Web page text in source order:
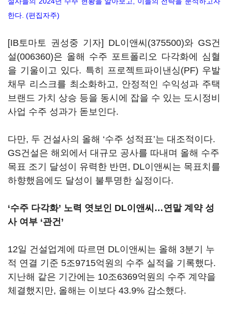
한다. (편집자주)
[IB토마토 권성중 기자] DL이앤씨(375500)와 GS건
설(006360)은 올해 수주 포트폴리오 다각화에 심혈
을 기울이고 있다. 특히 프로젝트파이낸싱(PF) 우발
채무 리스크를 최소화하고, 안정적인 수익성과 주택
브랜드 가치 상승 등을 동시에 잡을 수 있는 도시정비
사업 수주 성과가 돋보인다.
다만, 두 건설사의 올해 ‘수주 성적표’는 대조적이다.
GS건설은 해외에서 대규모 공사를 따내며 올해 수주
목표 조기 달성이 유력한 반면, DL이앤씨는 목표치를
하향했음에도 달성이 불투명한 실정이다.
‘수주 다각화’ 노력 엿보인 DL이앤씨…연말 계약 성
사 여부 ‘관건’
12일 건설업계에 따르면 DL이앤씨는 올해 3분기 누
적 연결 기준 5조9715억원의 수주 실적을 기록했다.
지난해 같은 기간에는 10조6369억원의 수주 계약을
체결했지만, 올해는 이보다 43.9% 감소했다.